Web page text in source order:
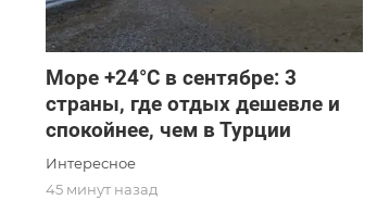
Море +24°C в сентябре: 3
страны, где отдых дешевле и
спокойнее, чем в Турции
Интересное
45 минут назад